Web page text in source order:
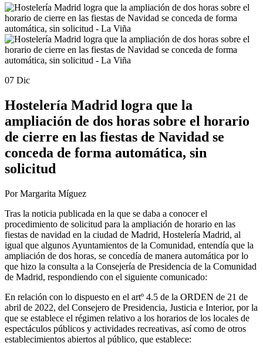
07 Dic
Hostelería Madrid logra que la
ampliación de dos horas sobre el horario
de cierre en las fiestas de Navidad se
conceda de forma automática, sin
solicitud
Por Margarita Míguez
Tras la noticia publicada en la que se daba a conocer el
procedimiento de solicitud para la ampliación de horario en las
fiestas de navidad en la ciudad de Madrid, Hostelería Madrid, al
igual que algunos Ayuntamientos de la Comunidad, entendía que la
ampliación de dos horas, se concedía de manera automática por lo
que hizo la consulta a la Consejería de Presidencia de la Comunidad
de Madrid, respondiendo con el siguiente comunicado:
En relación con lo dispuesto en el artº 4.5 de la ORDEN de 21 de
abril de 2022, del Consejero de Presidencia, Justicia e Interior, por la
que se establece el régimen relativo a los horarios de los locales de
espectáculos públicos y actividades recreativas, así como de otros
establecimientos abiertos al público, que establece: